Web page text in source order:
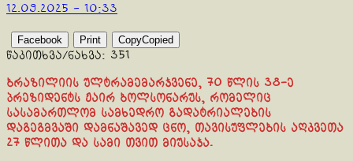
12.09.2025 - 10:33
Facebook Print CopyCopied
წაკითხვა/ნახვა: 351
ბრაზილიის ულტრამემარჯვენე, 70 წლის 38-ე
პრეზიდენტს ჟაირ ბოლსონარუს, რომელიც
სასამართლომ სამხედრო გადატრიალების
დაგეგმვაში დამნაშავედ ცნო, თავისუფლების აღკვეთა
27 წლითა და სამი თვით მიუსაჯა.